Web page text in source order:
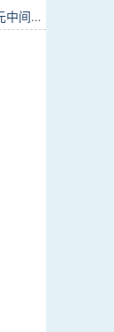
2026年8月7日周五人民币对美元中间价报6.7904调贬9个基点